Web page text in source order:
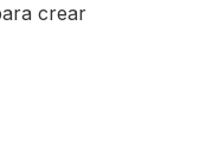
crear